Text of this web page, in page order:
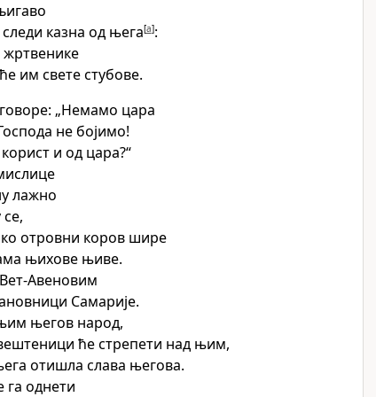
казна од њега[a]:
им свете стубове.
„Немамо цара
не бојимо!
корист и од цара?“
лажно
се,
отровни коров шире
њихове њиве.
Авеновим
Самарије.
његов народ,
ће стрепети над њим,
отишла слава његова.
га однети